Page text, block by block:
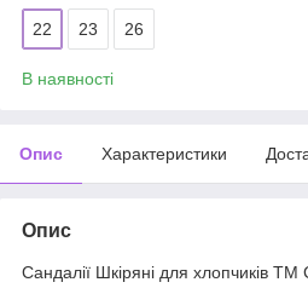
22 23 26
В наявності
Опис Характеристики
Опис
Сандалії Шкіряні для хлопчиків